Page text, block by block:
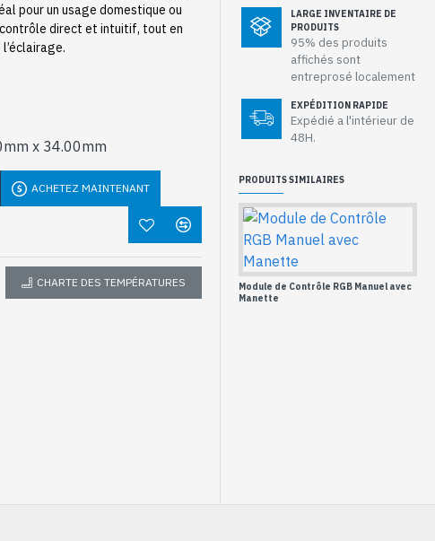
pour un usage domestique ou
direct et intuitif, tout en
x 34.00mm
ACHETEZ MAINTENANT
CHARTE DES TEMPÉRATURES
LARGE INVENTAIRE DE
PRODUITS
95% des produits
affichés sont
entreprosé localement
EXPÉDITION RAPIDE
Expédié a l'intérieur de
48H.
PRODUITS SIMILAIRES
Module de Contrôle RGB Manuel avec
Manette